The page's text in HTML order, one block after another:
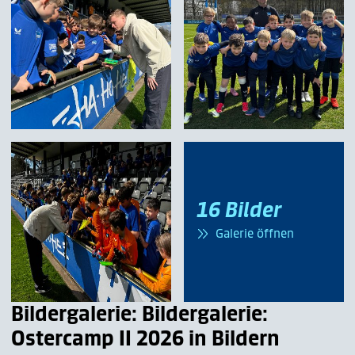
anschließenden Preisverleihung gibt es für die
unterschiedlichsten Wettbewerbe, die jeder Spieler in der
Fußballschule absolviert hat, spannende Preise. Darunter
selbstverständlich auch zwei Eintrittskarten zu einem
Heimspiel von Hertha BSC. Auch Herthinho schaut hier oft
vorbei.
16 Bilder
Galerie öffnen
Bildergalerie: Bildergalerie:
Ostercamp II 2026 in Bildern